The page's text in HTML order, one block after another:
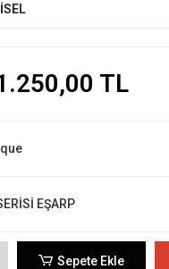
TL
EŞARP
Sepete Ekle